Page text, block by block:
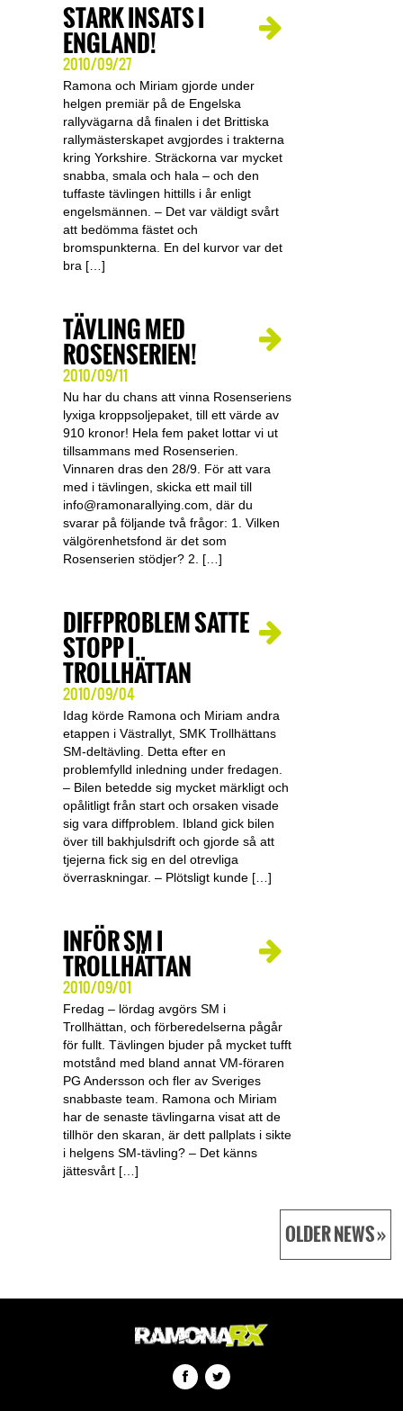
STARK INSATS I
ENGLAND!
2010/09/27
Ramona och Miriam gjorde under
helgen premiär på de Engelska
rallyvägarna då finalen i det Brittiska
rallymästerskapet avgjordes i trakterna
kring Yorkshire. Sträckorna var mycket
snabba, smala och hala – och den
tuffaste tävlingen hittills i år enligt
engelsmännen. – Det var väldigt svårt
att bedömma fästet och
bromspunkterna. En del kurvor var det
bra […]
TÄVLING MED
ROSENSERIEN!
2010/09/11
Nu har du chans att vinna Rosenseriens
lyxiga kroppsoljepaket, till ett värde av
910 kronor! Hela fem paket lottar vi ut
tillsammans med Rosenserien.
Vinnaren dras den 28/9. För att vara
med i tävlingen, skicka ett mail till
info@ramonarallying.com , där du
svarar på följande två frågor: 1. Vilken
välgörenhetsfond är det som
Rosenserien stödjer? 2. […]
DIFFPROBLEM SATTE
STOPP I
TROLLHÄTTAN
2010/09/04
Idag körde Ramona och Miriam andra
etappen i Västrallyt, SMK Trollhättans
SM-deltävling. Detta efter en
problemfylld inledning under fredagen.
– Bilen betedde sig mycket märkligt och
opålitligt från start och orsaken visade
sig vara diffproblem. Ibland gick bilen
över till bakhjulsdrift och gjorde så att
tjejerna fick sig en del otrevliga
överraskningar. – Plötsligt kunde […]
INFÖR SM I
TROLLHÄTTAN
2010/09/01
Fredag – lördag avgörs SM i
Trollhättan, och förberedelserna pågår
för fullt. Tävlingen bjuder på mycket tufft
motstånd med bland annat VM-föraren
PG Andersson och fler av Sveriges
snabbaste team. Ramona och Miriam
har de senaste tävlingarna visat att de
tillhör den skaran, är dett pallplats i sikte
i helgens SM-tävling? – Det känns
jättesvårt […]
OLDER NEWS »